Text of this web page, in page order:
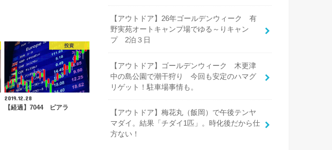
投資
2019.12.28
【経過】7044 ピアラ
【アウトドア】26年ゴールデンウィーク 有
野実苑オートキャンプ場でゆる～りキャン
プ 2泊３日
【アウトドア】ゴールデンウィーク 木更津
中の島公園で潮干狩り 今回も安定のハマグ
リゲット！駐車場事情も。
【アウトドア】梅花丸（飯岡）で午後テンヤ
マダイ。結果「チダイ1匹」。時化後だから仕
方ない！